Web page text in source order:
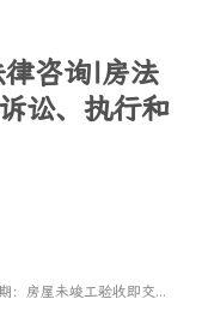
咨询|房法
讼、执行和
工验收即交付引起的执行异议的代理要点